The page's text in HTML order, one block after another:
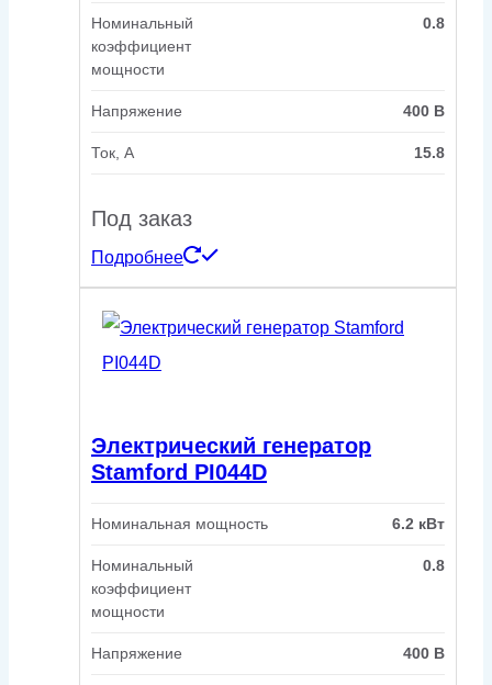
Номинальный
коэффициент
мощности
0.8
Напряжение 400 В
Ток, А 15.8
Под заказ
Подробнее
Электрический генератор
Stamford PI044D
Номинальная мощность 6.2 кВт
Номинальный
коэффициент
мощности
0.8
Напряжение 400 В